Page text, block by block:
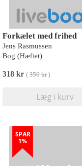
Forkælet med frihed
Jens Rasmussen
Bog (Hæftet)
318 kr ( 350 kr)
Læg i kurv
SPAR
1%